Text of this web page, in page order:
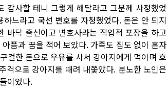
감사할 테니 그렇게 해달라고 그분께 사정했었
느라고 국선 변호를 자청했었다. 돈은 안 되지
바닥 출신이고 변호사라는 직업적 포장을 하고
픔과 꿈을 적어 보았다. 가족도 집도 없이 혼자
걸한 돈으로 우유를 사서 강아지에게 먹이며 흐
걱으로 강아지를 때려 내쫓았다. 분노한 노인은
이었다.